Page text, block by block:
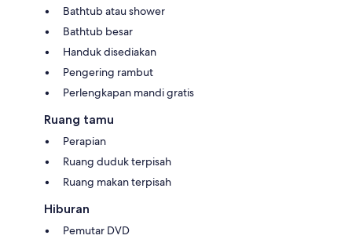
Bathtub atau shower
Bathtub besar
Handuk disediakan
Pengering rambut
Perlengkapan mandi gratis
Ruang tamu
Perapian
Ruang duduk terpisah
Ruang makan terpisah
Hiburan
Pemutar DVD